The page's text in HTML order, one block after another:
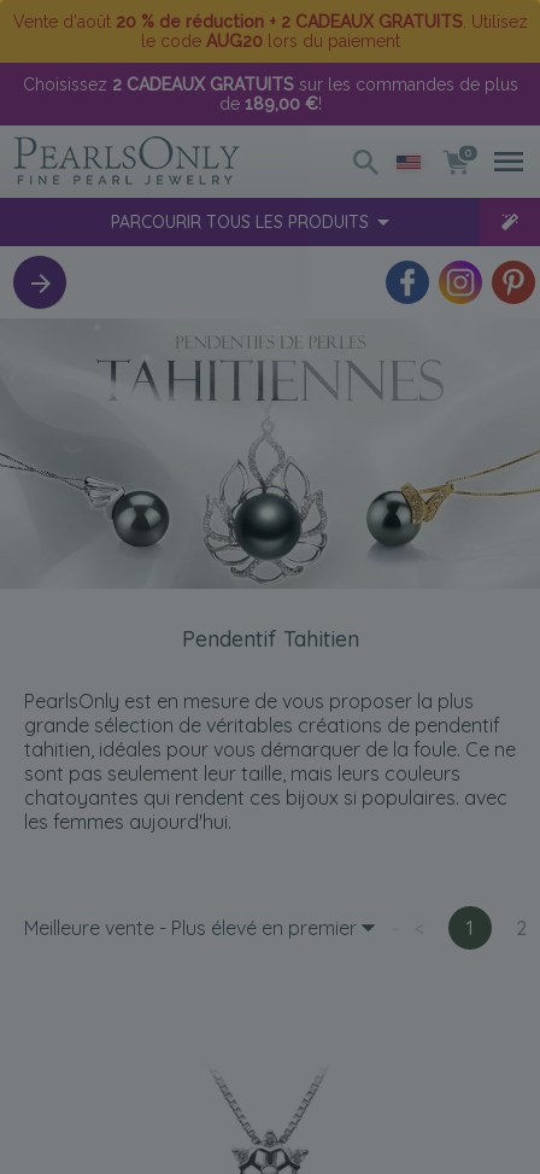
Vente d'août 20 % de réduction + 2 CADEAUX GRATUITS. Utilisez
le code AUG20lors du paiement
Choisissez 2 CADEAUX GRATUITSsur les commandes de plus
de 189,00 €!
0
PARCOURIR TOUS LES PRODUITS
Pendentif Tahitien
PearlsOnly est en mesure de vous proposer la plus
grande sélection de véritables créations de pendentif
tahitien, idéales pour vous démarquer de la foule. Ce ne
sont pas seulement leur taille, mais leurs couleurs
chatoyantes qui rendent ces bijoux si populaires. avec
les femmes aujourd'hui.
Meilleure vente - Plus élevé en premier 1 2